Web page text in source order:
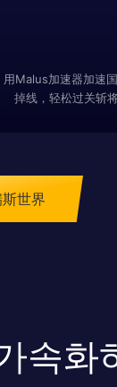
用Malus加速器加速
掉线，轻松过关斩
世界
속화